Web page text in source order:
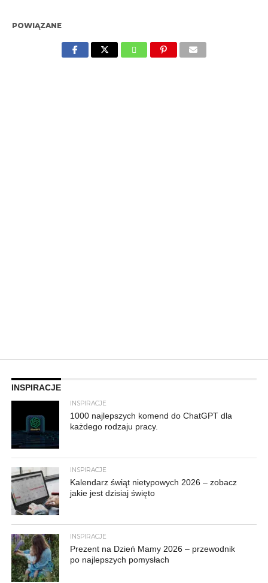
POWIĄZANE
INSPIRACJE
INSPIRACJE
1000 najlepszych komend do ChatGPT dla
każdego rodzaju pracy.
INSPIRACJE
Kalendarz świąt nietypowych 2026 – zobacz
jakie jest dzisiaj święto
INSPIRACJE
Prezent na Dzień Mamy 2026 – przewodnik
po najlepszych pomysłach